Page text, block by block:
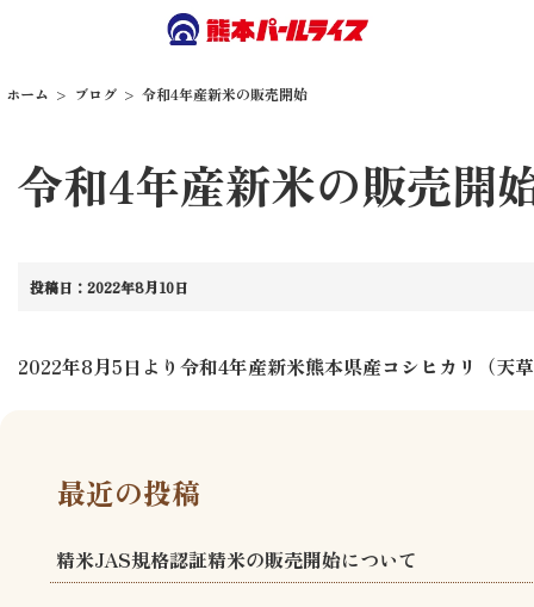
ホーム ブログ 令和4年産新米の販売開始
令和4年産新米の販売開
投稿日：2022年8月10日
2022年8月5日より令和4年産新米熊本県産コシヒカリ（天
最近の投稿
精米JAS規格認証精米の販売開始について